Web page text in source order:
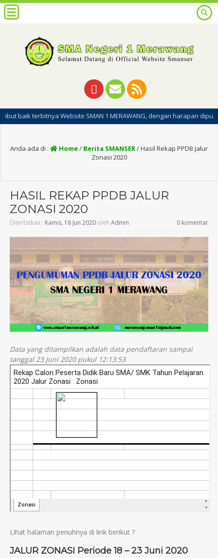
Website SMAN 1 MERAWANG, dengan harapan
Anda ada di : Home/ Berita SMANSER/Hasil Rekap PPDB Jalur
Zonasi 2020
HASIL REKAP PPDB JALUR
ZONASI 2020
Diterbitkan : Kamis, 18 Jun 2020 oleh Admin 0 komentar
Data yang ditampilkan adalah data pendaftaran sampai
tanggal 23 Juni 2020 pukul 12:13:53
Lihat halaman penuhnya di link berikut ?
JALUR ZONASI Periode 18 – 23 Juni 2020